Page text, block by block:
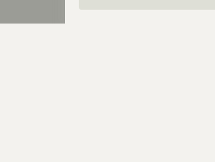
Inhalte vorschlagen